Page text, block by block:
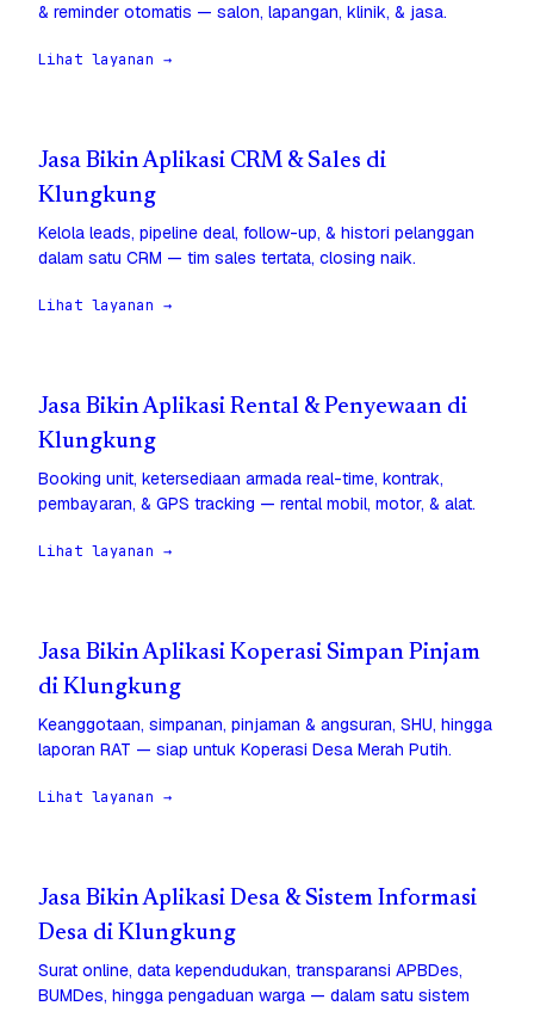
& reminder otomatis — salon, lapangan, klinik, & jasa.
Lihat layanan →
Jasa Bikin Aplikasi CRM & Sales di
Klungkung
Kelola leads, pipeline deal, follow-up, & histori pelanggan
dalam satu CRM — tim sales tertata, closing naik.
Lihat layanan →
Jasa Bikin Aplikasi Rental & Penyewaan di
Klungkung
Booking unit, ketersediaan armada real-time, kontrak,
pembayaran, & GPS tracking — rental mobil, motor, & alat.
Lihat layanan →
Jasa Bikin Aplikasi Koperasi Simpan Pinjam
di Klungkung
Keanggotaan, simpanan, pinjaman & angsuran, SHU, hingga
laporan RAT — siap untuk Koperasi Desa Merah Putih.
Lihat layanan →
Jasa Bikin Aplikasi Desa & Sistem Informasi
Desa di Klungkung
Surat online, data kependudukan, transparansi APBDes,
BUMDes, hingga pengaduan warga — dalam satu sistem